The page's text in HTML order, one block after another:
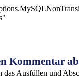
Kommentar
das Ausfüllen und